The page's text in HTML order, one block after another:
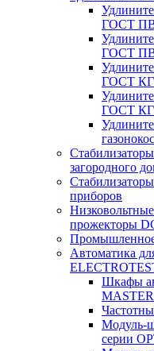
ГОСТ
ГОСТ
ГОСТ КГ
ГОСТ КГ
загородного
приборов
прожекторы
Автоматика
Шкафы
Модуль-
серии